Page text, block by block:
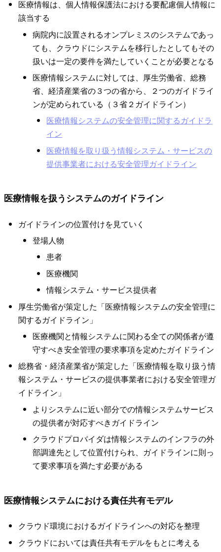
医療情報は、個人情報保護法における要配慮個人情報に
該当する
病院内に設置されるオンプレミスのシステムであっ
ても、クラウドにシステムを移行したとしてもその
扱いは一定の要件を満たしていくことが必要となる
医療情報システムに対しては、厚生労働省、総務
省、経済産業省の３つの省から、２つのガイドライ
ンが定められている（３省２ガイドライン）
医療情報システムの安全管理に関するガイドラ
イン
医療情報を取り扱う情報システム・サービスの
提供事業者における安全管理ガイドライン
医療情報を扱うシステムのガイドライン
ガイドラインの位置付けを見ていく
登場人物
患者
医療機関
情報システム・サービス提供者
厚生労働省が策定した「医療情報システムの安全管理に
関するガイドライン」
医療機関と情報システムに関わる全ての関係者が遵
守すべき安全管理の要求事項を定めたガイドライン
総務省・経済産業省が策定した「医療情報を取り扱う情
報システム・サービスの提供事業者における安全管理ガ
イドライン」
よりシステムに近い部分での情報システムサービス
の提供者が対応すべきガイドライン
クラウドプロバイダは情報システムのインフラの外
部調達先として位置付けられ、ガイドラインに則っ
て要求事項を満たす必要がある
医療情報システムにおける責任共有モデル
クラウド環境におけるガイドラインへの対応を整理
クラウドにおいては責任共有モデルをもとに考える